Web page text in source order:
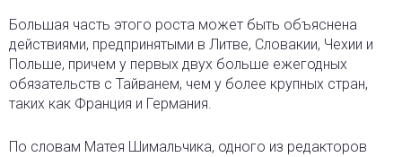
Большая часть этого роста может быть объяснена
действиями, предпринятыми в Литве, Словакии, Чехии и
Польше, причем у первых двух больше ежегодных
обязательств с Тайванем, чем у более крупных стран,
таких как Франция и Германия.
По словам Матея Шимальчика, одного из редакторов